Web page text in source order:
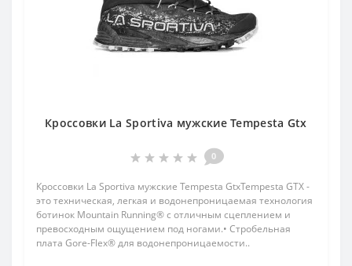
Кроссовки La Sportiva мужские Tempesta Gtx
0
Кроссовки La Sportiva мужские Tempesta GtxTempesta GTX -
это техническая, легкая и водонепроницаемая технология
ботинок Mountain Running® с отличным сцеплением и
превосходным ощущением под ногами.• Стробельная
плата Gore-Flex® для водонепроницаемости..